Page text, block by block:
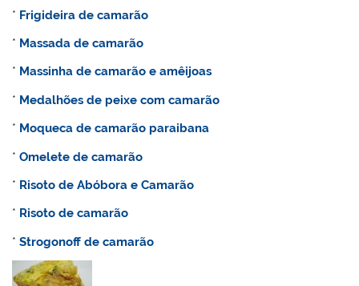
* Frigideira de camarão
* Massada de camarão
* Massinha de camarão e amêijoas
* Medalhões de peixe com camarão
* Moqueca de camarão paraibana
*Omelete de camarão
* Risoto de Abóbora e Camarão
* Risoto de camarão
*Strogonoff de camarão